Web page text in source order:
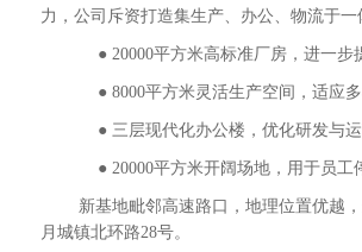
力，公司斥资打造集生产、办公、物流于一
● 20000平方米高标准厂房，进一步提
● 8000平方米灵活生产空间，适应
● 三层现代化办公楼，优化研发与运
● 20000平方米开阔场地，用于员工
新基地毗邻高速路口，地理位置优越，
月城镇北环路28号。